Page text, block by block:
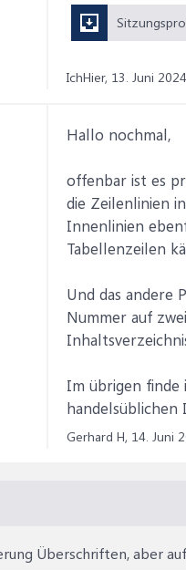
IchHier, 13. Juni 2024
Hallo nochmal,
offenbar ist es
die Zeilenlinien
Innenlinien
Tabellenzeilen
Und das andere
Nummer auf
Im übrigen finde
Gerhard H, 14. Juni
Überschriften, aber